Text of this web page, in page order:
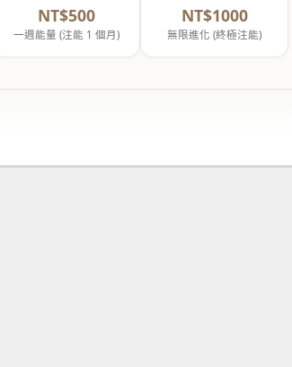
NT$500
一週能量 (注能 1 個月)
NT$1000
無限進化 (終極注能)